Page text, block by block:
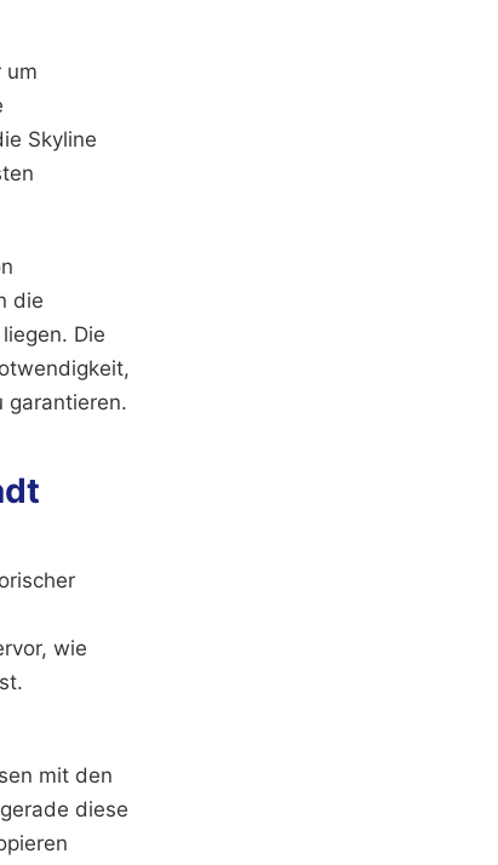
um
Skyline
die
Die
garantieren.
wie
mit den
diese